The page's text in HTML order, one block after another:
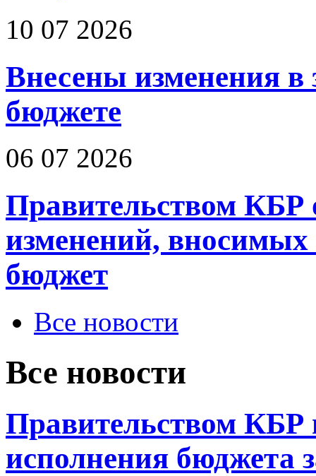
10 07 2026
Внесены изменения в
бюджете
06 07 2026
Правительством КБР
изменений, вносимых
бюджет
Все новости
Все новости
Правительством КБР
исполнения бюджета